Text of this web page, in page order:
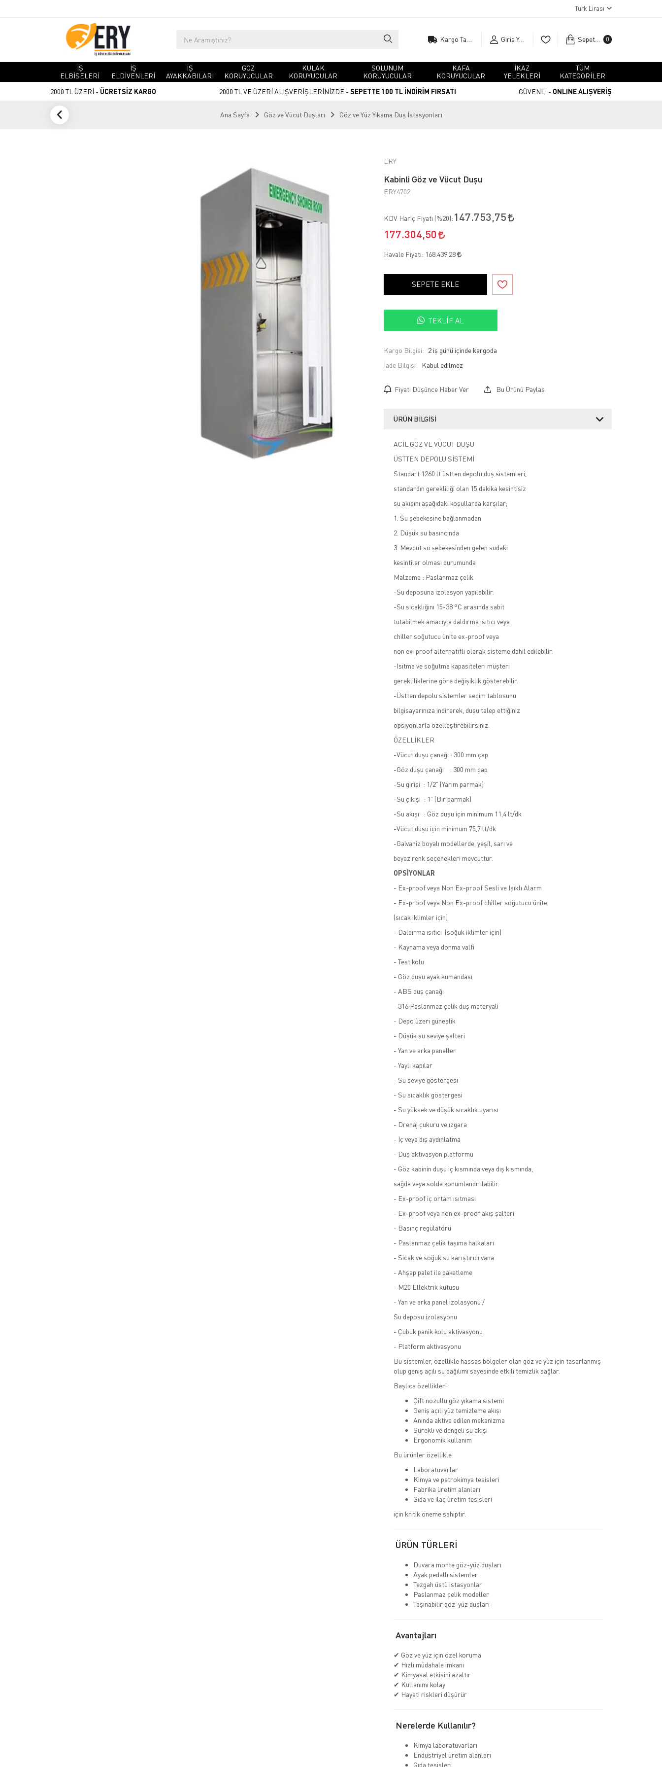
Türk Lirası
Giriş Yap Sepetim 0
İŞ
ELBİSELERİ
İŞ
ELDİVENLERİ
İŞ
AYAKKABILARI
GÖZ
KORUYUCULAR
KULAK
KORUYUCULAR
SOLUNUM
KORUYUCULAR
KAFA
KORUYUCULAR
İKAZ
YELEKLERİ
TÜM
KATEGORİLER
2000 TL ÜZERİ - ÜCRETSİZ KARGO 2000 TL VE ÜZERİ ALIŞVERİŞLERİNİZDE - SEPETTE 100 TL İNDİRİM FIRSATI GÜVENLİ - ONLINE ALIŞVERİŞ
Ana Sayfa Göz ve Vücut Duşları Göz ve Yüz Yıkama Duş İstasyonları
ERY
Kabinli Göz ve Vücut Duşu
ERY4702
KDV Hariç Fiyatı (%20): 147.753,75
177.304,50
Havale Fiyatı: 168.439,28
SEPETE EKLE
TEKLIF AL
Kargo Bilgisi: 2 iş günü içinde kargoda
İade Bilgisi:
Fiyatı Düşünce Haber Ver Bu Ürünü Paylaş
ÜRÜN BILGISI
ACİL GÖZ VE VÜCUT DUŞU
ÜSTTEN DEPOLU SİSTEMİ
Standart 1260 lt üstten depolu duş sistemleri,
standardın gerekliliği olan 15 dakika kesintisiz
su akışını aşağıdaki koşullarda karşılar;
1. Su şebekesine bağlanmadan
2. Düşük su basıncında
3. Mevcut su şebekesinden gelen sudaki
kesintiler olması durumunda
Malzeme : Paslanmaz çelik
-Su deposuna izolasyon yapılabilir.
-Su sıcaklığını 15-38 °C arasında sabit
tutabilmek amacıyla daldırma ısıtıcı veya
chiller soğutucu ünite ex-proof veya
non ex-proof alternatifli olarak sisteme dahil edilebilir.
-Isıtma ve soğutma kapasiteleri müşteri
gerekliliklerine göre değişiklik gösterebilir.
-Üstten depolu sistemler seçim tablosunu
bilgisayarınıza indirerek, duşu talep ettiğiniz
opsiyonlarla özelleştirebilirsiniz.
ÖZELLİKLER
-Vücut duşu çanağı : 300 mm çap
-Göz duşu çanağı : 300 mm çap
-Su girişi : 1/2” (Yarım parmak)
-Su çıkışı : 1” (Bir parmak)
-Su akışı : Göz duşu için minimum 11,4 lt/dk
-Vücut duşu için minimum 75,7 lt/dk
-Galvaniz boyalı modellerde, yeşil, sarı ve
beyaz renk seçenekleri mevcuttur.
OPSİYONLAR
- Ex-proof veya Non Ex-proof Sesli ve Işıklı Alarm
- Ex-proof veya Non Ex-proof chiller soğutucu ünite
(sıcak iklimler için)
- Daldırma ısıtıcı (soğuk iklimler için)
- Kaynama veya donma valfi
- Test kolu
- Göz duşu ayak kumandası
- ABS duş çanağı
- 316 Paslanmaz çelik duş materyali
- Depo üzeri güneşlik
- Düşük su seviye şalteri
- Yan ve arka paneller
- Yaylı kapılar
- Su seviye göstergesi
- Su sıcaklık göstergesi
- Su yüksek ve düşük sıcaklık uyarısı
- Drenaj çukuru ve ızgara
- İç veya dış aydınlatma
- Duş aktivasyon platformu
- Göz kabinin duşu iç kısmında veya dış kısmında,
sağda veya solda konumlandırılabilir.
- Ex-proof iç ortam ısıtması
- Ex-proof veya non ex-proof akış şalteri
- Basınç regülatörü
- Paslanmaz çelik taşıma halkaları
- Sıcak ve soğuk su karıştırıcı vana
- Ahşap palet ile paketleme
- M20 Ellektrik kutusu
- Yan ve arka panel izolasyonu /
Su deposu izolasyonu
- Çubuk panik kolu aktivasyonu
- Platform aktivasyonu
Bu sistemler, özellikle hassas bölgeler olan göz ve yüz için tasarlanmış
olup geniş açılı su dağılımı sayesinde etkili temizlik sağlar.
Başlıca özellikleri:
Çift nozullu göz yıkama sistemi
Geniş açılı yüz temizleme akışı
Anında aktive edilen mekanizma
Sürekli ve dengeli su akışı
Ergonomik kullanım
Bu ürünler özellikle:
Laboratuvarlar
Kimya ve petrokimya tesisleri
Fabrika üretim alanları
Gıda ve ilaç üretim tesisleri
için kritik öneme sahiptir.
ÜRÜN TÜRLERİ
Duvara monte göz-yüz duşları
Ayak pedallı sistemler
Tezgah üstü istasyonlar
Paslanmaz çelik modeller
Taşınabilir göz-yüz duşları
Avantajları
✔ Göz ve yüz için özel koruma
✔ Hızlı müdahale imkanı
✔ Kimyasal etkisini azaltır
✔ Kullanımı kolay
✔ Hayati riskleri düşürür
Nerelerde Kullanılır?
Kimya laboratuvarları
Endüstriyel üretim alanları
Gıda tesisleri